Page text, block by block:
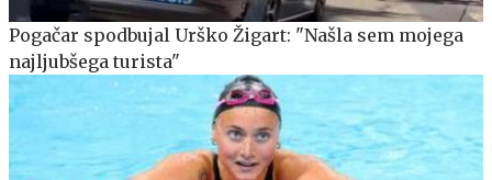
Pogačar spodbujal Urško Žigart: "Našla sem mojega
najljubšega turista"